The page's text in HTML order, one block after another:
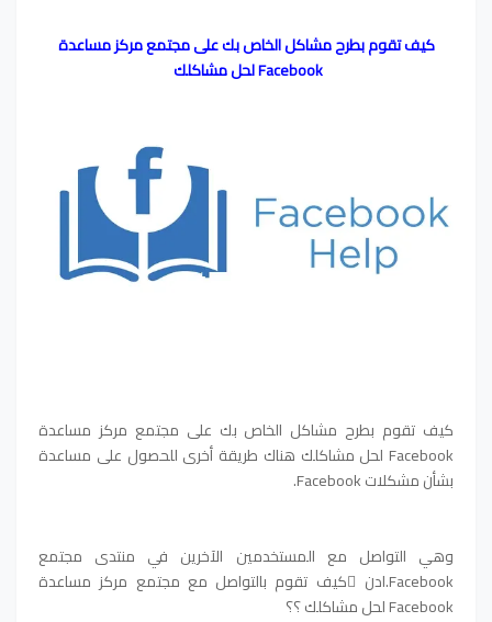
كيف تقوم بطرح مشاكل الخاص بك على مجتمع مركز مساعدة
Facebook لحل مشاكلك
كيف تقوم بطرح مشاكل الخاص بك على مجتمع مركز مساعدة
Facebook لحل مشاكلك هناك طريقة أخرى للحصول على مساعدة
بشأن مشكلات Facebook.
وهي التواصل مع المستخدمين الآخرين في منتدى مجتمع
Facebook.ادن ٍكيف تقوم بالتواصل مع مجتمع مركز مساعدة
Facebook لحل مشاكلك ؟؟